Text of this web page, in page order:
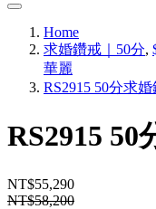
Home
求婚鑽戒｜50分,
華麗
RS2915 50分求
RS2915 50
NT$55,290
NT$58,200